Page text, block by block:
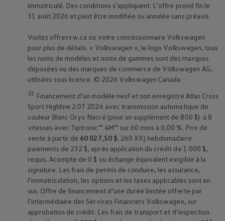
immatriculé. Des conditions s’appliquent. L’offre prend fin le
31 août 2026 et peut être modifiée ou annulée sans préavis.
Visitez offresvw.ca ou votre concessionnaire Volkswagen
pour plus de détails. « Volkswagen », le logo Volkswagen, tous
les noms de modèles et noms de gammes sont des marques
déposées ou des marques de commerce de Volkswagen AG,
utilisées sous licence. © 2026 Volkswagen Canada.
32 Financement d’un modèle neuf et non enregistré Atlas Cross
Sport Highline 2.0T 2026 avec transmission automatique de
couleur Blanc Oryx Nacré (pour un supplément de 800 $) à 8
vitesses avec Tiptronic🅫 4M🅫 sur 60 mois à 0,00 %. Prix de
vente à partir de 60 027,50 $. 260 XX} hebdomadaire
paiements de 232 $, après application du crédit de 1 000 $,
requis. Acompte de 0 $ ou échange équivalent exigible à la
signature. Les frais de permis de conduire, les assurance,
l’immatriculation, les options et les taxes applicables sont en
sus. Offre de financement d’une durée limitée offerte par
l’intermédiaire des Services Financiers Volkswagen, sur
approbation de crédit. Les frais de transport et d’inspection